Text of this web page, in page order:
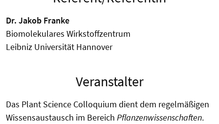
Dr. Jakob Franke
Biomolekulares Wirkstoffzentrum
Leibniz Universität Hannover
Veranstalter
Das Plant Science Colloquium dient dem regelmäßigen
Wissensaustausch im Bereich Pflanzenwissenschaften.